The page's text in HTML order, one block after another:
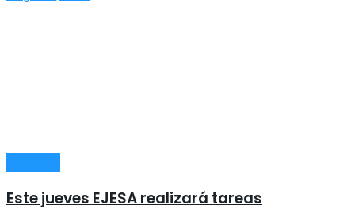
Este jueves EJESA realizará tareas